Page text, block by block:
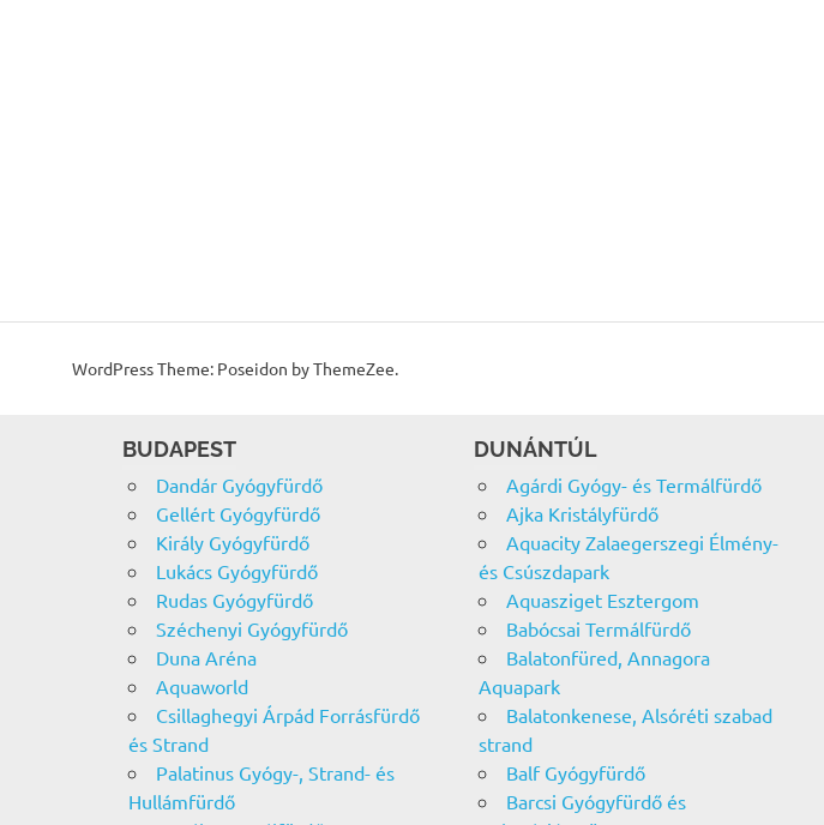
WordPress Theme: Poseidon by ThemeZee.
BUDAPEST
Dandár Gyógyfürdő
Gellért Gyógyfürdő
Király Gyógyfürdő
Lukács Gyógyfürdő
Rudas Gyógyfürdő
Széchenyi Gyógyfürdő
Duna Aréna
Aquaworld
Csillaghegyi Árpád Forrásfürdő
és Strand
Palatinus Gyógy-, Strand- és
Hullámfürdő
DUNÁNTÚL
Agárdi Gyógy- és Termálfürdő
Ajka Kristályfürdő
Aquacity Zalaegerszegi Élmény-
és Csúszdapark
Aquasziget Esztergom
Babócsai Termálfürdő
Balatonfüred, Annagora
Aquapark
Balatonkenese, Alsóréti szabad
strand
Balf Gyógyfürdő
Barcsi Gyógyfürdő és